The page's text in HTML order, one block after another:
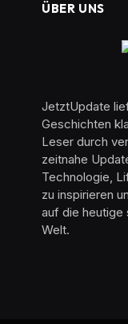
ÜBER UNS
JetztUpdate
Geschichten
Leser durch
zeitnahe
Technologie,
zu inspirieren
auf die heutige
Welt.